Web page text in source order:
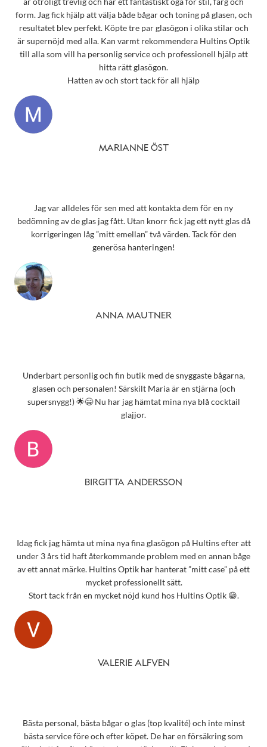
form. Jag fick hjälp att välja både bågar och toning på glasen, och
resultatet blev perfekt. Köpte tre par glasögon i olika stilar och
är supernöjd med alla. Kan varmt rekommendera Hultins Optik
till alla som vill ha personlig service och professionell hjälp att
hitta rätt glasögon.
Hatten av och stort tack för all hjälp
MARIANNE ÖST
Jag var alldeles för sen med att kontakta dem för en ny
bedömning av de glas jag fått. Utan knorr fick jag ett nytt glas då
korrigeringen låg ”mitt emellan” två värden. Tack för den
generösa hanteringen!
ANNA MAUTNER
Underbart personlig och fin butik med de snyggaste bågarna,
glasen och personalen! Särskilt Maria är en stjärna (och
supersnygg!) 🌟😁 Nu har jag hämtat mina nya blå cocktail
glajjor.
BIRGITTA ANDERSSON
Idag fick jag hämta ut mina nya fina glasögon på Hultins efter att
under 3 års tid haft återkommande problem med en annan båge
av ett annat märke. Hultins Optik har hanterat ”mitt case” på ett
mycket professionellt sätt.
Stort tack från en mycket nöjd kund hos Hultins Optik 😁.
VALERIE ALFVEN
Bästa personal, bästa bågar o glas (top kvalité) och inte minst
bästa service före och efter köpet. De har en försäkring som